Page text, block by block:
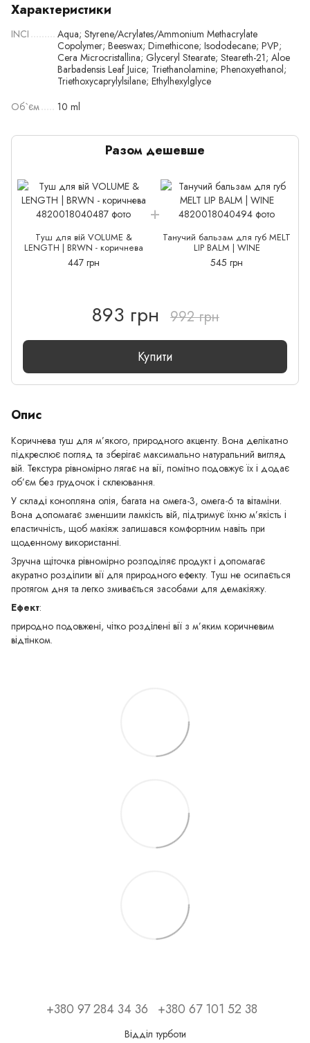
Характеристики
INCI
Aqua; Styrene/Acrylates/Ammonium Methacrylate
Copolymer; Beeswax; Dimethicone; Isododecane; PVP;
Cera Microcristallina; Glyceryl Stearate; Steareth-21; Aloe
Barbadensis Leaf Juice; Triethanolamine; Phenoxyethanol;
Triethoxycaprylylsilane; Ethylhexylglyce
Об`єм
10 ml
Разом дешевше
Туш для вій VOLUME &
LENGTH | BRWN - коричнева
447 грн
Танучий бальзам для губ MELT
LIP BALM | WINE
545 грн
893 грн 992 грн
Купити
Опис
Коричнева туш для м’якого, природного акценту. Вона делікатно
підкреслює погляд та зберігає максимально натуральний вигляд
вій. Текстура рівномірно лягає на вії, помітно подовжує їх і додає
об’єм без грудочок і склеювання.
У складі конопляна олія, багата на омега-3, омега-6 та вітаміни.
Вона допомагає зменшити ламкість вій, підтримує їхню м’якість і
еластичність, щоб макіяж залишався комфортним навіть при
щоденному використанні.
Зручна щіточка рівномірно розподіляє продукт і допомагає
акуратно розділити вії для природного ефекту. Туш не осипається
протягом дня та легко змивається засобами для демакіяжу.
Ефект:
природно подовжені, чітко розділені вії з м’яким коричневим
відтінком.
+380 97 284 34 36 +380 67 101 52 38
Відділ турботи